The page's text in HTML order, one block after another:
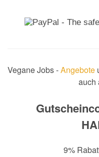
Vegane Jobs -Angebote
auch
9%